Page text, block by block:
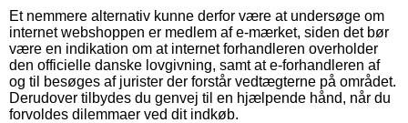
Et nemmere alternativ kunne derfor være at undersøge om
internet webshoppen er medlem af e-mærket, siden det bør
være en indikation om at internet forhandleren overholder
den officielle danske lovgivning, samt at e-forhandleren af
og til besøges af jurister der forstår vedtægterne på området.
Derudover tilbydes du genvej til en hjælpende hånd, når du
forvoldes dilemmaer ved dit indkøb.